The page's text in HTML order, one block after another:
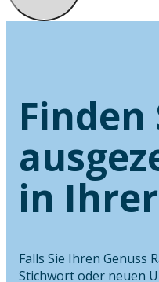
Finden
in
Falls Sie Ihren Genuss
Stichwort oder neuen